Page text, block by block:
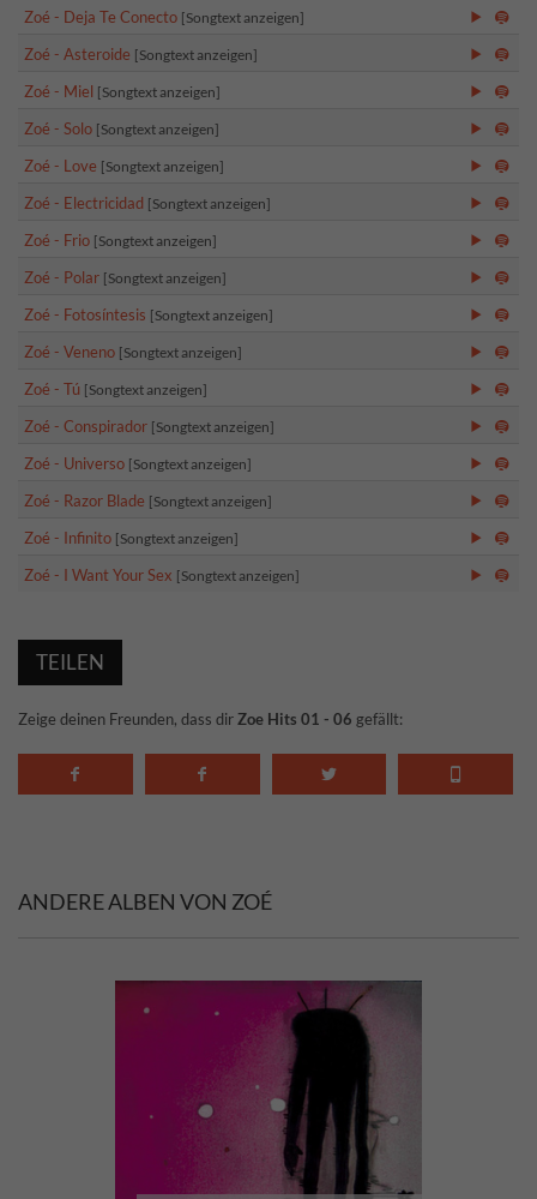
Zoé - Deja Te Conecto [Songtext anzeigen]
Zoé - Asteroide [Songtext anzeigen]
Zoé - Miel [Songtext anzeigen]
Zoé - Solo [Songtext anzeigen]
Zoé - Love [Songtext anzeigen]
Zoé - Electricidad [Songtext anzeigen]
Zoé - Frio [Songtext anzeigen]
Zoé - Polar [Songtext anzeigen]
Zoé - Fotosíntesis [Songtext anzeigen]
Zoé - Veneno [Songtext anzeigen]
Zoé - Tú [Songtext anzeigen]
Zoé - Conspirador [Songtext anzeigen]
Zoé - Universo [Songtext anzeigen]
Zoé - Razor Blade [Songtext anzeigen]
Zoé - Infinito [Songtext anzeigen]
Zoé - I Want Your Sex [Songtext anzeigen]
TEILEN
Zeige deinen Freunden, dass dir Zoe Hits 01 - 06 gefällt:
ANDERE ALBEN VON ZOÉ